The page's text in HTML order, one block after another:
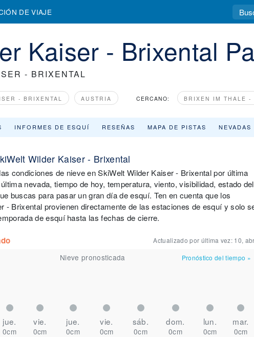
DE VIAJE
Kaiser - Brixental
- BRIXENTAL
- BRIXENTAL AUSTRIA CERCANO: BRIXEN IM THALE -
INFORMES DE ESQUÍ RESEÑAS MAPA DE PISTAS NEVADAS
Wilder Kaiser - Brixental
condiciones de nieve en SkiWelt Wilder Kaiser - Brixental por última
nevada, tiempo de hoy, temperatura, viento, visibilidad, estado del
buscas para pasar un gran día de esquí. Ten en cuenta que los
- Brixental provienen directamente de las estaciones de esquí y solo
de esquí hasta las fechas de cierre.
Actualizado por última vez: 10,
jue. vie.
0cm 0cm
Nieve pronosticada Pronóstico del tiempo »
jue. vie. sáb. dom. lun. mar.
0cm 0cm 0cm 0cm 0cm 0cm